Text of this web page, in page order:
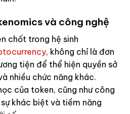
và công nghệ
chốt trong hệ sinh
, không chỉ là đơn
tiện để thể hiện quyền sở
nhiều chức năng khác.
của token, cũng như công
khác biệt và tiềm năng